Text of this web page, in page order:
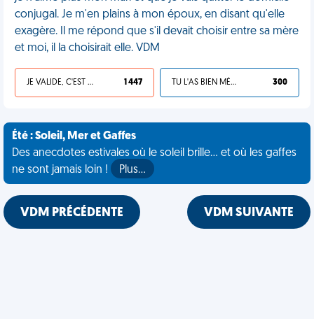
conjugal. Je m'en plains à mon époux, en disant qu'elle
exagère. Il me répond que s'il devait choisir entre sa mère
et moi, il la choisirait elle. VDM
JE VALIDE, C'EST UNE VDM 1 447 TU L'AS BIEN MÉRITÉ 300
Été : Soleil, Mer et Gaffes
Des anecdotes estivales où le soleil brille... et où les gaffes
ne sont jamais loin !
Plus…
VDM PRÉCÉDENTE VDM SUIVANTE